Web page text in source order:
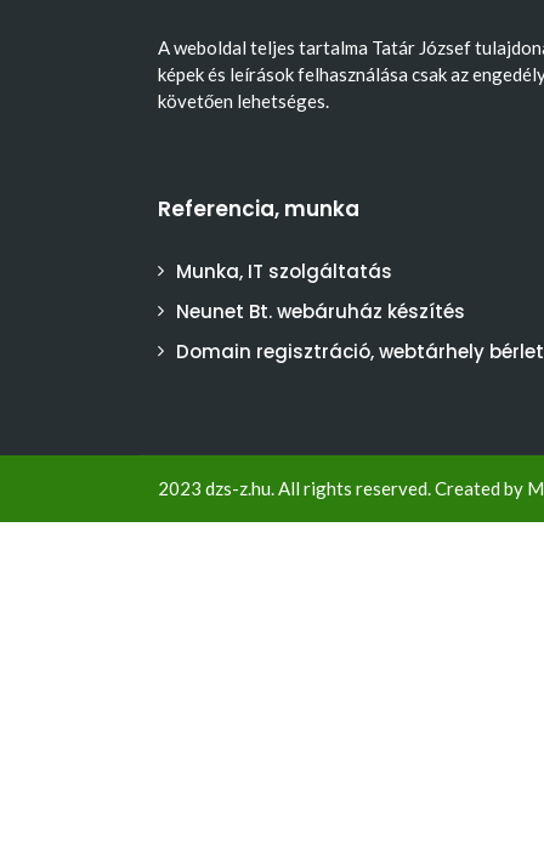
A weboldal teljes tartalma Tatár József
képek és leírások felhasználása csak az
követően lehetséges.
Referencia, munka
Munka, IT szolgáltatás
Neunet Bt. webáruház készítés
Domain regisztráció, webtárhely bérlet
2023 dzs-z.hu. All rights reserved. Created by